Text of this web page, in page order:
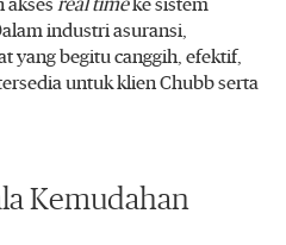
akses real timeke sistem
industri asuransi,
yang begitu canggih, efektif,
untuk klien Chubb serta
Kemudahan